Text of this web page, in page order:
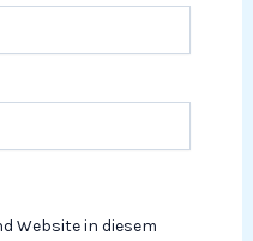
Website in diesem